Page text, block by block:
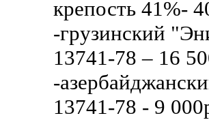
крепость 41%-
-грузинский
13741-78 – 16
-
13741-78 - 9